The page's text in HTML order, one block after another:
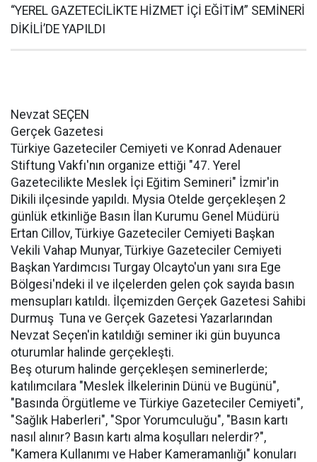
“YEREL GAZETECİLİKTE HİZMET İÇİ EĞİTİM” SEMİNERİ
DİKİLİ’DE YAPILDI
Nevzat SEÇEN
Gerçek Gazetesi
Türkiye Gazeteciler Cemiyeti ve Konrad Adenauer
Stiftung Vakfı'nın organize ettiği "47. Yerel
Gazetecilikte Meslek İçi Eğitim Semineri" İzmir'in
Dikili ilçesinde yapıldı. Mysia Otelde gerçekleşen 2
günlük etkinliğe Basın İlan Kurumu Genel Müdürü
Ertan Cillov, Türkiye Gazeteciler Cemiyeti Başkan
Vekili Vahap Munyar, Türkiye Gazeteciler Cemiyeti
Başkan Yardımcısı Turgay Olcayto'un yanı sıra Ege
Bölgesi'ndeki il ve ilçelerden gelen çok sayıda basın
mensupları katıldı. İlçemizden Gerçek Gazetesi Sahibi
Durmuş Tuna ve Gerçek Gazetesi Yazarlarından
Nevzat Seçen'in katıldığı seminer iki gün buyunca
oturumlar halinde gerçekleşti.
Beş oturum halinde gerçekleşen seminerlerde;
katılımcılara "Meslek İlkelerinin Dünü ve Bugünü",
"Basında Örgütleme ve Türkiye Gazeteciler Cemiyeti",
"Sağlık Haberleri", "Spor Yorumculuğu", "Basın kartı
nasıl alınır? Basın kartı alma koşulları nelerdir?",
"Kamera Kullanımı ve Haber Kameramanlığı" konuları